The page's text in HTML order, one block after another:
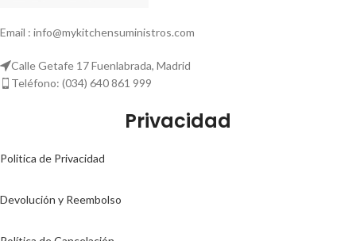
Email : info@mykitchensuministros.com
Calle Getafe 17 Fuenlabrada, Madrid
Teléfono: (034) 640 861 999
Privacidad
Politica de Privacidad
Devolución y Reembolso